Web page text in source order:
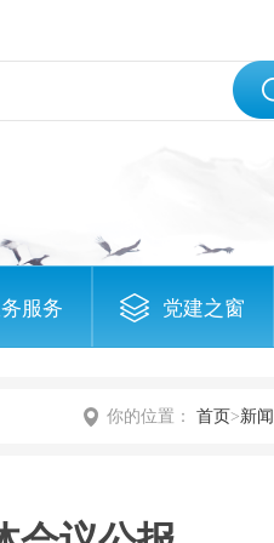
服务 党建之窗
你的位置： 首页>新